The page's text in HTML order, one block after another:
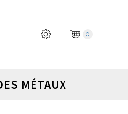
0
MÉTAUX